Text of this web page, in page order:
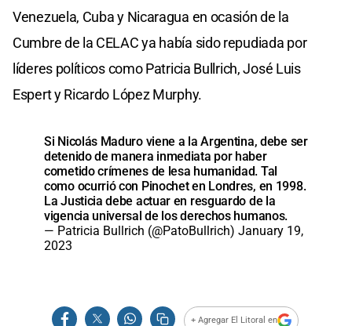
Venezuela, Cuba y Nicaragua en ocasión de la
Cumbre de la CELAC ya había sido repudiada por
líderes políticos como Patricia Bullrich, José Luis
Espert y Ricardo López Murphy.
Si Nicolás Maduro viene a la Argentina, debe ser
detenido de manera inmediata por haber
cometido crímenes de lesa humanidad. Tal
como ocurrió con Pinochet en Londres, en 1998.
La Justicia debe actuar en resguardo de la
vigencia universal de los derechos humanos.
— Patricia Bullrich (@PatoBullrich) January 19,
2023
+ Agregar El Litoral en